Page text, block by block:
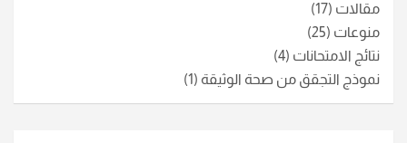
مقالات (17)
منوعات (25)
نتائج الامتحانات (4)
نموذج التجقق من صحة الوثيقة (1)